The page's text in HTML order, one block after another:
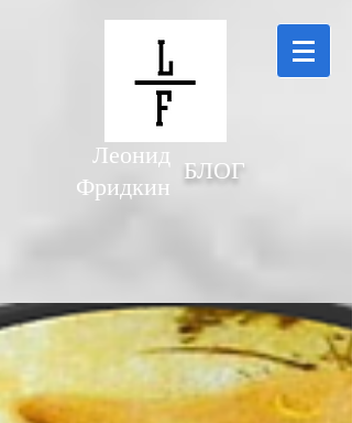
Леонид
Фридкин
БЛОГ